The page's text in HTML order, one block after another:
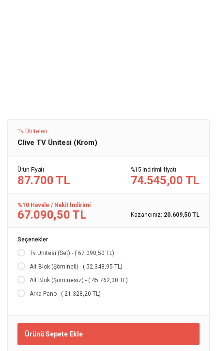
Tv Üniteleri
Clive TV Ünitesi (Krom)
Ürün Fiyatı
87.700 TL
%15 indirimli fiyatı
74.545,00 TL
%10 Havale / Nakit İndirimi
67.090,50 TL Kazancınız: 20.609,50 TL
Seçenekler
Tv Ünitesi (Set) - ( 67.090,50 TL)
Alt Blok (Şömineli) - ( 52.348,95 TL)
Alt Blok (Şöminesiz) - ( 45.762,30 TL)
Arka Pano - ( 21.328,20 TL)
Ürünü Sepete Ekle